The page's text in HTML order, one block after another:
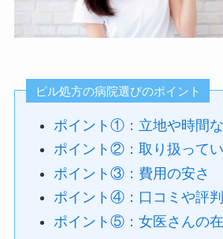
ピル処方の病院選びのポイント
ポイント①：立地や時間
ポイント②：取り扱って
ポイント③：費用の安さ
ポイント④：口コミや評判
ポイント⑤：女医さんの